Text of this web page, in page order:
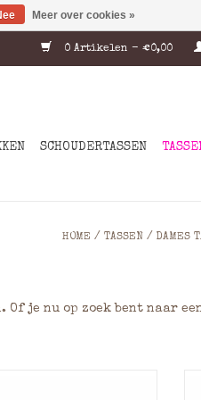
0 Artikelen - €0,00
SCHOUDERTASSEN
HOME / TASSEN / DAMES
je nu op zoek bent naar
Meer over cookies »